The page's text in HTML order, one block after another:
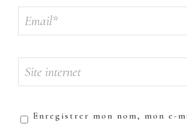
Enregistrer mon nom, mon e-